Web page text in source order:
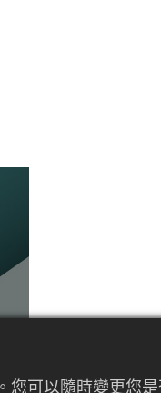
可以隨時變更您